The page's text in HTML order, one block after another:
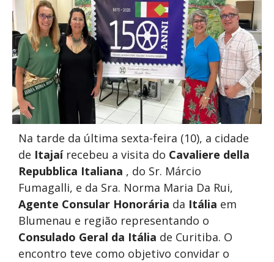
Na tarde da última sexta-feira (10), a cidade
de Itajaírecebeu a visita do Cavaliere della
Repubblica Italiana , do Sr. Márcio
Fumagalli, e da Sra. Norma Maria Da Rui,
Agente Consular Honorária da Itália em
Blumenau e região representando o
Consulado Geral da Itália de Curitiba. O
encontro teve como objetivo convidar o